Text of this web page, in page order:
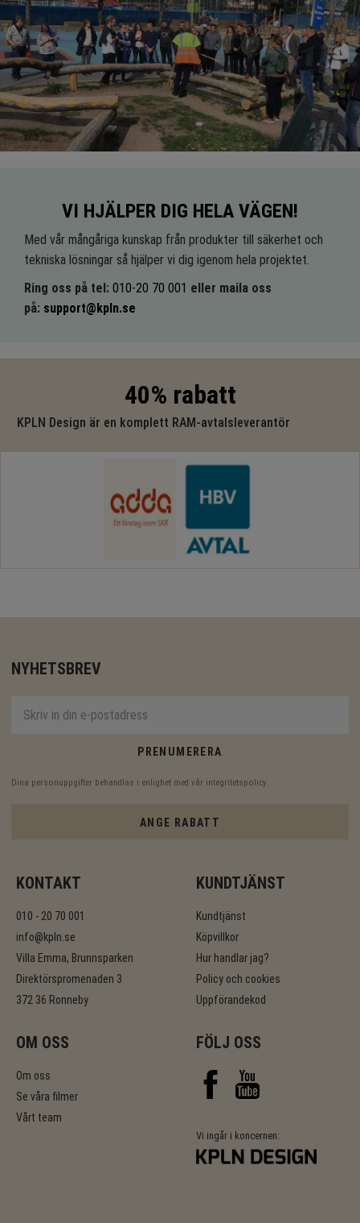
VI HJÄLPER DIG HELA VÄGEN!
Med vår mångåriga kunskap från produkter till säkerhet och
tekniska lösningar så hjälper vi dig igenom hela projektet.
Ring oss på tel: 010-20 70 001 eller maila oss
på: support@kpln.se
40% rabatt
KPLN Design är en komplett RAM-avtalsleverantör
NYHETSBREV
PRENUMERERA
Dina personuppgifter behandlas i enlighet med vår integritetspolicy.
ANGE RABATT
KONTAKT
010 - 20 70 001
info@kpln.se
Villa Emma, Brunnsparken
Direktörspromenaden 3
372 36 Ronneby
KUNDTJÄNST
Kundtjänst
Köpvillkor
Hur handlar jag?
Policy och cookies
Uppförandekod
OM OSS
Om oss
Se våra filmer
Vårt team
FÖLJ OSS
Vi ingår i koncernen: